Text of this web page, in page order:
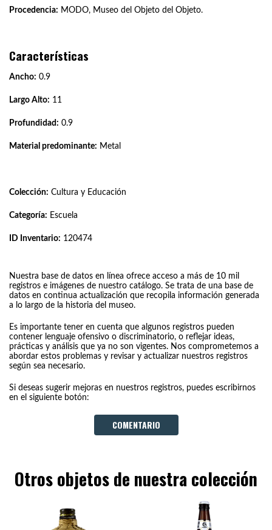
Procedencia: MODO, Museo del Objeto del Objeto.
Características
Ancho: 0.9
Largo Alto: 11
Profundidad: 0.9
Material predominante: Metal
Colección: Cultura y Educación
Categoría: Escuela
ID Inventario: 120474
Nuestra base de datos en línea ofrece acceso a más de 10 mil
registros e imágenes de nuestro catálogo. Se trata de una base de
datos en continua actualización que recopila información generada
a lo largo de la historia del museo.
Es importante tener en cuenta que algunos registros pueden
contener lenguaje ofensivo o discriminatorio, o reflejar ideas,
prácticas y análisis que ya no son vigentes. Nos comprometemos a
abordar estos problemas y revisar y actualizar nuestros registros
según sea necesario.
Si deseas sugerir mejoras en nuestros registros, puedes escribirnos
en el siguiente botón:
COMENTARIO
Otros objetos de nuestra colección